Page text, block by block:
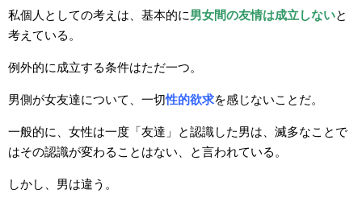
私個人としての考えは、基本的に男女間の友情は成立しないと
考えている。
例外的に成立する条件はただ一つ。
男側が女友達について、一切性的欲求を感じないことだ。
一般的に、女性は一度「友達」と認識した男は、滅多なことで
はその認識が変わることはない、と言われている。
しかし、男は違う。